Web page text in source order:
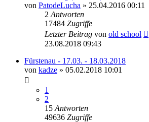
von PatodeLucha » 25.04.2016 00:11
2 Antworten
17484 Zugriffe
Letzter Beitrag von old school
23.08.2018 09:43
Fürstenau - 17.03. - 18.03.2018
von kadze » 05.02.2018 10:01
1
2
15 Antworten
49636 Zugriffe